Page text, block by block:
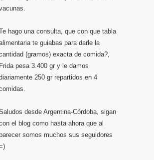
hago una consulta, que con que tabla
te guiabas para darle la
(gramos) exacta de comida?,
Frida pesa 3.400 gr y le damos
250 gr repartidos en 4
desde Argentina-Córdoba, sigan
el blog como hasta ahora que al
somos muchos sus seguidores